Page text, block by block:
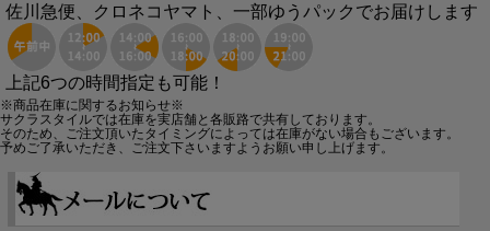
佐川急便、クロネコヤマト、一部ゆうパックでお届けします
上記6つの時間指定も可能！
※商品在庫に関するお知らせ※
サクラスタイルでは在庫を実店舗と各販路で共有しております。
そのため、ご注文頂いたタイミングによっては在庫がない場合もございます。
予めご了承いただき、ご注文下さいますようお願い申し上げます。